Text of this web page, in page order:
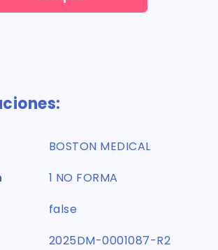
BOSTON MEDICAL
1 NO FORMA
false
2025DM-0001087-R2